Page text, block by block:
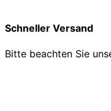
Schneller Versand
Bitte beachten Sie